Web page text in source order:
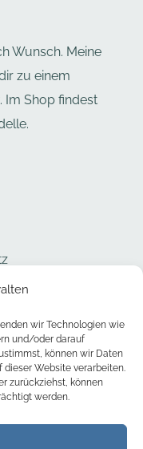
wir Technologien wie
und/oder darauf
können wir Daten
dieser Website verarbeiten.
zurückziehst, können
werden.
Wunsch. Meine
zu einem
Im Shop findest